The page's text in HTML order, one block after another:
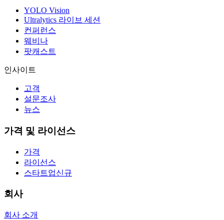
YOLO Vision
Ultralytics 라이브 세션
컨퍼런스
웨비나
팟캐스트
인사이트
고객
설문조사
뉴스
가격 및 라이선스
가격
라이선스
스타트업신규
회사
회사 소개